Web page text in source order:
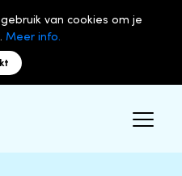
van cookies om je
Meer info.